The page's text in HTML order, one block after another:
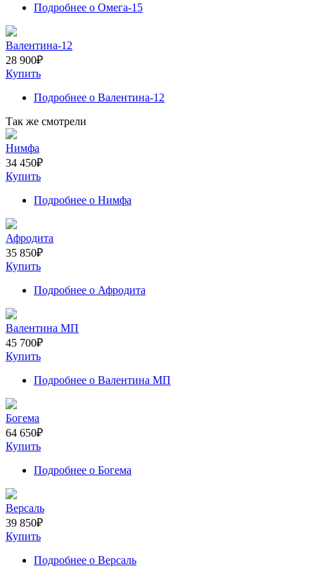
Подробнее о Омега-15
Валентина-12
28 900₽
Купить
Подробнее о Валентина-12
Так же смотрели
Нимфа
34 450₽
Купить
Подробнее о Нимфа
Афродита
35 850₽
Купить
Подробнее о Афродита
Валентина МП
45 700₽
Купить
Подробнее о Валентина МП
Богема
64 650₽
Купить
Подробнее о Богема
Версаль
39 850₽
Купить
Подробнее о Версаль